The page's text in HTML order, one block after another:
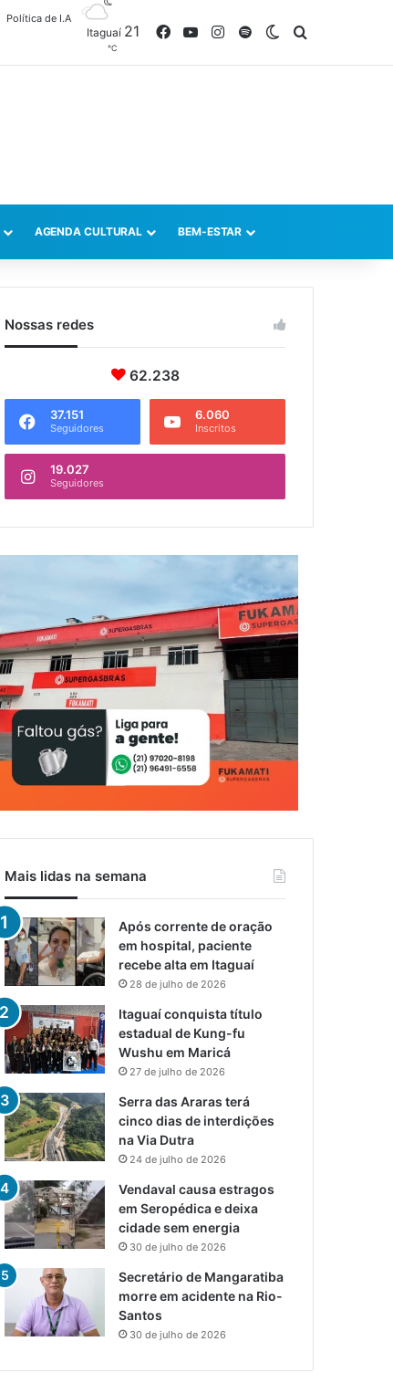
Política de I.A
Itaguaí 21
℃
FacebookYouTubeInstagram
SpotifySwitch skin
AGENDA CULTURAL BEM-ESTAR
Nossas redes
62.238
37.151
Seguidores
6.060
Inscritos
19.027
Seguidores
Mais lidas na semana
Após corrente de oração
em hospital, paciente
recebe alta em Itaguaí
28 de julho de 2026
Itaguaí conquista título
estadual de Kung-fu
Wushu em Maricá
27 de julho de 2026
Serra das Araras terá
cinco dias de interdições
na Via Dutra
24 de julho de 2026
Vendaval causa estragos
em Seropédica e deixa
cidade sem energia
30 de julho de 2026
Secretário de Mangaratiba
morre em acidente na Rio-
Santos
30 de julho de 2026